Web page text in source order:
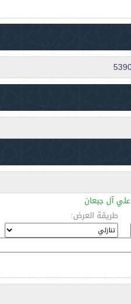
علي آل جبعان
طريقة العرض: